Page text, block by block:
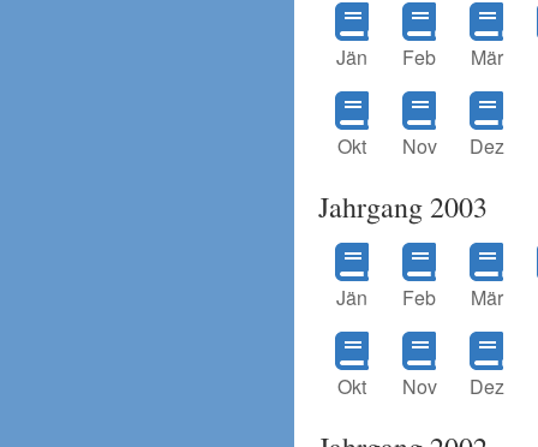
Jän Feb Mär
Okt Nov Dez
Jahrgang 2003
Jän Feb Mär
Okt Nov Dez